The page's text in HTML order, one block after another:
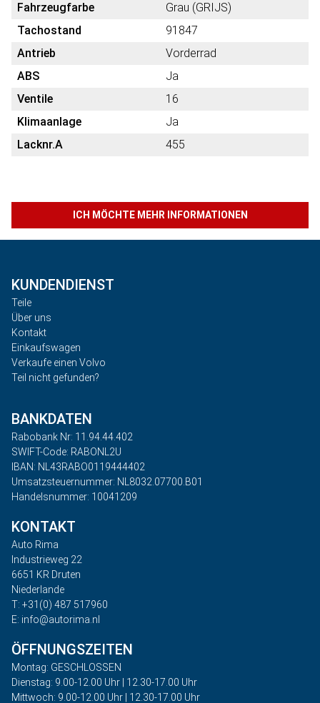
Fahrzeugfarbe
Grau (GRIJS)
Tachostand
91847
Antrieb
Vorderrad
ABS
Ja
Ventile
16
Klimaanlage
Ja
Lacknr.A
455
ICH MÖCHTE MEHR INFORMATIONEN
KUNDENDIENST
Teile
Über uns
Kontakt
Einkaufswagen
Verkaufe einen Volvo
Teil nicht gefunden?
BANKDATEN
Rabobank Nr: 11.94.44.402
SWIFT-Code: RABONL2U
IBAN: NL43RABO0119444402
Umsatzsteuernummer: NL8032.07700.B01
Handelsnummer: 10041209
KONTAKT
Auto Rima
Industrieweg 22
6651 KR Druten
Niederlande
T: +31(0) 487 517960
E: info@autorima.nl
ÖFFNUNGSZEITEN
Montag: GESCHLOSSEN
Dienstag: 9.00-12.00 Uhr | 12.30-17.00 Uhr
Mittwoch: 9.00-12.00 Uhr | 12.30-17.00 Uhr